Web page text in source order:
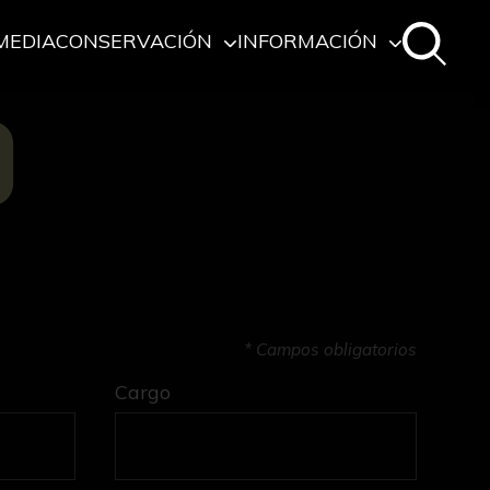
CONSERVACIÓN INFORMACIÓN
* Campos obligatorios
Cargo